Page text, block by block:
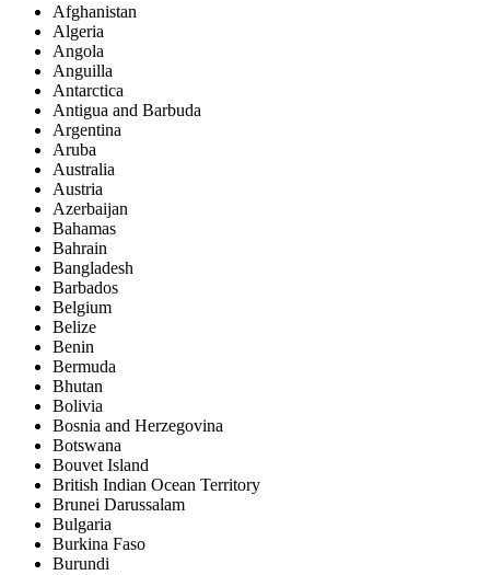
Afghanistan
Algeria
Angola
Anguilla
Antarctica
Antigua and Barbuda
Argentina
Aruba
Australia
Austria
Azerbaijan
Bahamas
Bahrain
Bangladesh
Barbados
Belgium
Belize
Benin
Bermuda
Bhutan
Bolivia
Bosnia and Herzegovina
Botswana
Bouvet Island
British Indian Ocean Territory
Brunei Darussalam
Bulgaria
Burkina Faso
Burundi